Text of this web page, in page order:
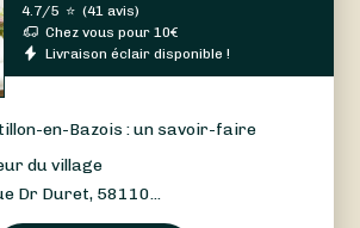
4.7/5 ⭐ (41 avis)
Chez vous pour10€
Livraison éclair disponible !
en-Bazois : un savoir-faire
du village
Dr Duret, 58110...